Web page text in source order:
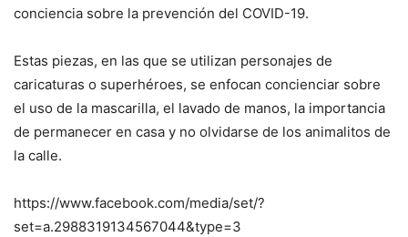
conciencia sobre la prevención del COVID-19.
Estas piezas, en las que se utilizan personajes de
caricaturas o superhéroes, se enfocan concienciar sobre
el uso de la mascarilla, el lavado de manos, la importancia
de permanecer en casa y no olvidarse de los animalitos de
la calle.
https://www.facebook.com/media/set/?
set=a.2988319134567044&type=3